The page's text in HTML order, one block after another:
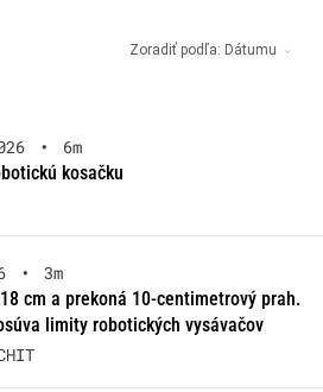
Zoradiť podľa: Dátumu
•
6m
kosačku
•
3m
cm a prekoná 10-centimetrový prah.
limity robotických vysávačov